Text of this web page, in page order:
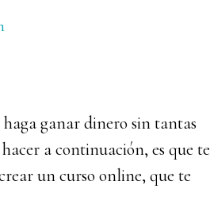
ganar dinero sin tantas
a continuación, es que te
un curso online, que te